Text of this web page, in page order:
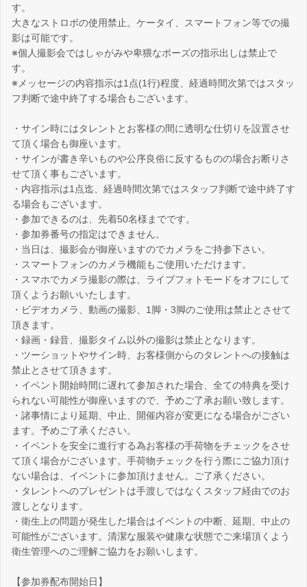
す。
大きなストロボの使用禁止。ケータイ、スマートフォン等での撮
影は可能です。
※個人撮影会ではしゃがみや卑猥なポーズの指示出しは禁止で
す。
※メッセージの内容指示は1点(1行)程度、経過時間次第ではスタッ
フ判断で途中終了する場合もございます。
・サイン時にはタレントとお客様の間に透明な仕切りを設置させ
て頂く場合も御座います。
・サインが書き辛いものや公序良俗に反するものの場合お断りさ
せて頂く事もございます。
・内容指示は1点迄、経過時間次第ではスタッフ判断で途中終了す
る場合もございます。
・参加できるのは、先着50名様までです。
・参加券番号の指定はできません。
・当日は、撮影会が御座いますのでカメラをご持参下さい。
・スマートフォンのカメラ機能もご使用いただけます。
・スマホでカメラ撮影の際は、ライブフォトモードをオフにして
頂くようお願いいたします。
・ビデオカメラ、動画の撮影、1脚・3脚のご使用は禁止とさせて
頂きます。
・録画・録音、撮影タイム以外の撮影は禁止となります。
・ツーショットやサイン時、お客様側からのタレントへの接触は
禁止とさせて頂きます。
・イベント開始時間に遅れて参加された場合、全ての特典を受け
られない可能性が御座いますので、予めご了承お願い致します。
・諸事情により延期、中止、開催内容が変更になる場合がござい
ます。予めご了承ください。
・イベントを安全に進行する為お客様の手荷物をチェックをさせ
て頂く場合がございます。手荷物チェックを行う際にご協力頂け
ない場合は、イベントに参加頂けません。ご了承ください。
・タレントへのプレゼントは手渡しではなくスタッフ経由でのお
渡しとなります。
・衛生上の問題が発生した場合はイベントの中断、延期、中止の
可能性がございます。清潔な服装や健康な状態でご来場頂くよう
衛生管理へのご理解ご協力をお願いします。
【参加券配布開始日】